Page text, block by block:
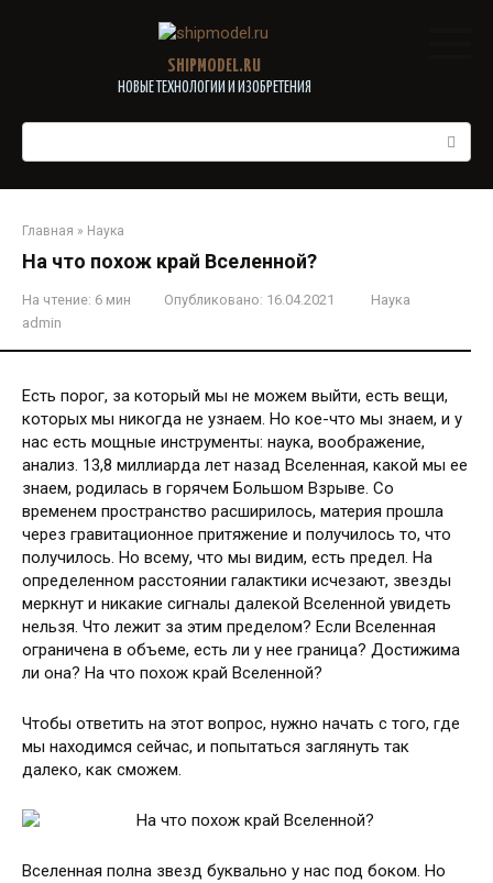
SHIPMODEL.RU
НОВЫЕ ТЕХНОЛОГИИ И ИЗОБРЕТЕНИЯ
Главная » Наука
На что похож край Вселенной?
На чтение: 6 мин Опубликовано: 16.04.2021
Наука
admin
Есть порог, за который мы не можем выйти, есть вещи,
которых мы никогда не узнаем. Но кое-что мы знаем, и у
нас есть мощные инструменты: наука, воображение,
анализ. 13,8 миллиарда лет назад Вселенная, какой мы ее
знаем, родилась в горячем Большом Взрыве. Со
временем пространство расширилось, материя прошла
через гравитационное притяжение и получилось то, что
получилось. Но всему, что мы видим, есть предел. На
определенном расстоянии галактики исчезают, звезды
меркнут и никакие сигналы далекой Вселенной увидеть
нельзя. Что лежит за этим пределом? Если Вселенная
ограничена в объеме, есть ли у нее граница? Достижима
ли она? На что похож край Вселенной?
Чтобы ответить на этот вопрос, нужно начать с того, где
мы находимся сейчас, и попытаться заглянуть так
далеко, как сможем.
Вселенная полна звезд буквально у нас под боком. Но